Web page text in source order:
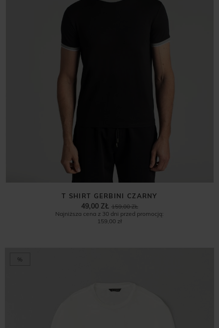
T SHIRT GERBINI CZARNY
159,00 ZŁ
49,00 ZŁ
Najniższa cena z 30 dni przed promocją:
159,00 zł
%